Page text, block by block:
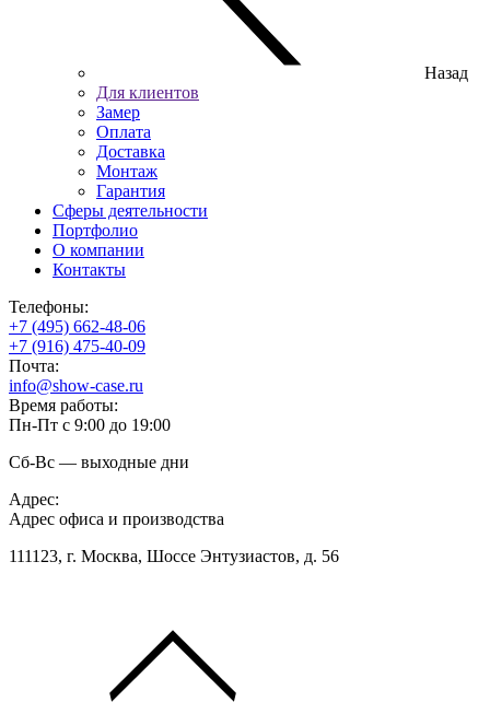
Назад
Для клиентов
Замер
Оплата
Доставка
Монтаж
Гарантия
Сферы деятельности
Портфолио
О компании
Контакты
Телефоны:
+7 (495) 662-48-06
+7 (916) 475-40-09
Почта:
info@show-case.ru
Время работы:
Пн-Пт с 9:00 до 19:00
Сб-Вс — выходные дни
Адрес:
Адрес офиса и производства
111123, г. Москва, Шоссе Энтузиастов, д. 56